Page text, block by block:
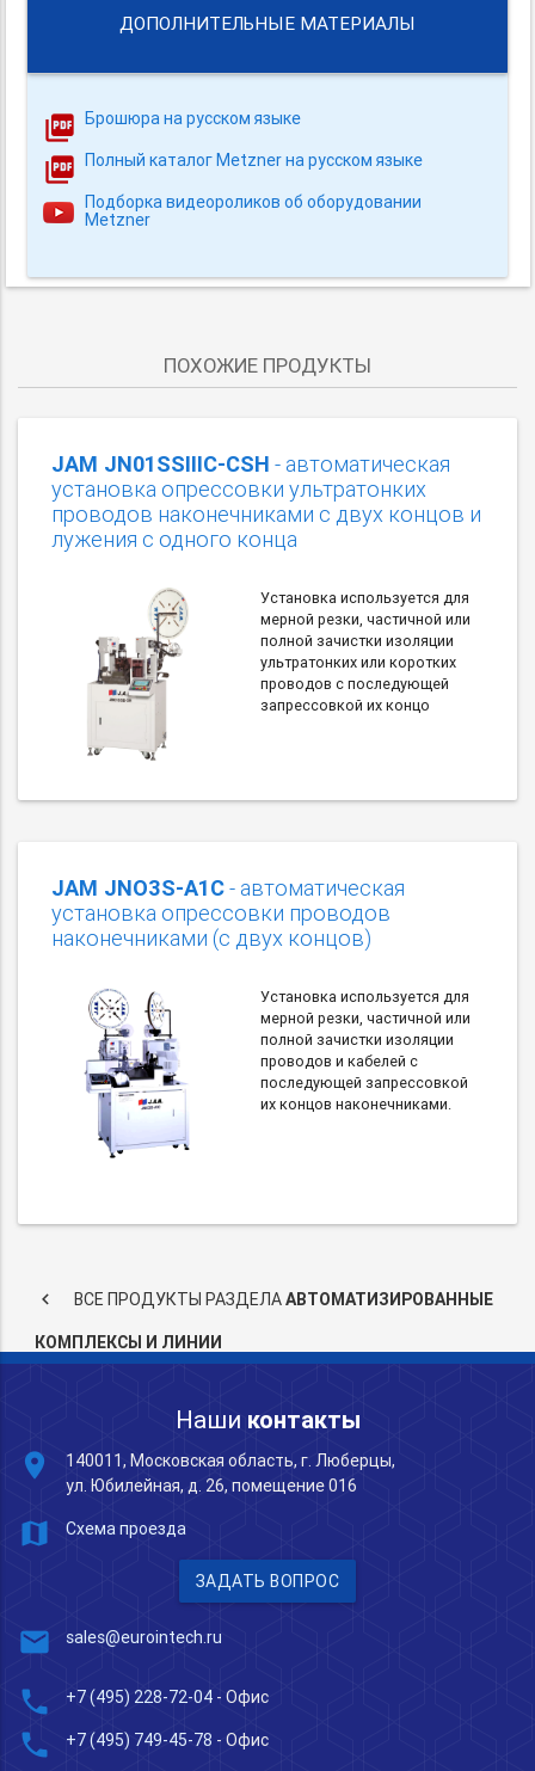
ДОПОЛНИТЕЛЬНЫЕ МАТЕРИАЛЫ
Брошюра на русском языке
Полный каталог Metzner на русском языке
Подборка видеороликов об оборудовании
Metzner
ПОХОЖИЕ ПРОДУКТЫ
JAM JN01SSIIIC-CSH - автоматическая
установка опрессовки ультратонких
проводов наконечниками с двух концов и
лужения с одного конца
Установка используется для
мерной резки, частичной или
полной зачистки изоляции
ультратонких или коротких
проводов с последующей
запрессовкой их концо
JAM JNO3S-A1C- автоматическая
установка опрессовки проводов
наконечниками (с двух концов)
Установка используется для
мерной резки, частичной или
полной зачистки изоляции
проводов и кабелей с
последующей запрессовкой
их концов наконечниками.
keyboard_arrow_left ВСЕ ПРОДУКТЫ РАЗДЕЛААВТОМАТИЗИРОВАННЫЕ
КОМПЛЕКСЫ И ЛИНИИ
Наши контакты
place
140011, Московская область, г. Люберцы,
ул. Юбилейная, д. 26, помещение 016
map Схема проезда
ЗАДАТЬ ВОПРОС
mail sales@eurointech.ru
phone +7 (495) 228-72-04 - Офис
phone +7 (495) 749-45-78 - Офис